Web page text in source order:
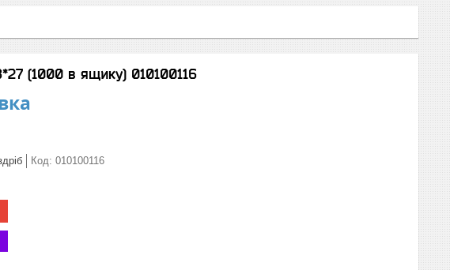
(1000 в ящику) 010100116
Код: 010100116